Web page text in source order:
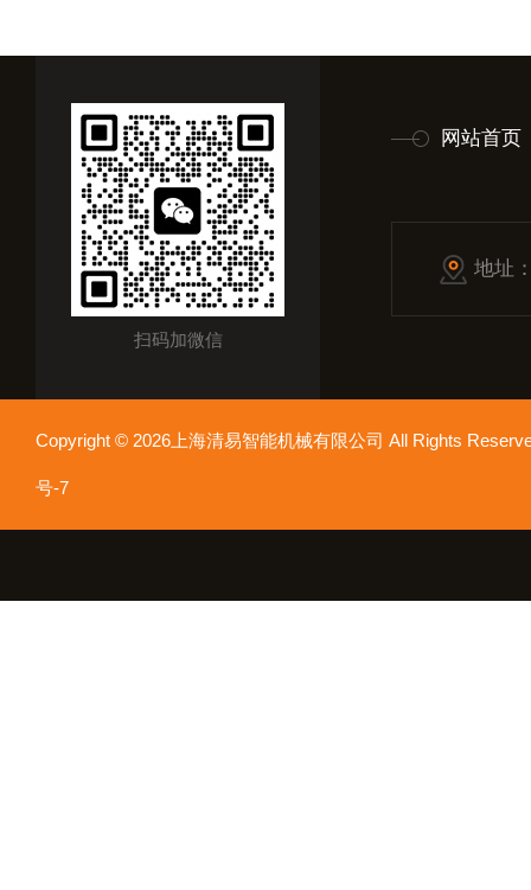
扫码加微信
网站首页
地址
Copyright © 2026上海清易智能机械有限公司 All Rights
号-7